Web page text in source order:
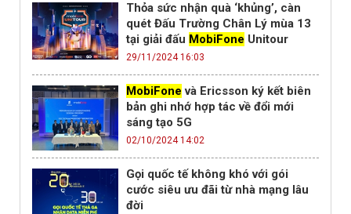
Thỏa sức nhận quà ‘khủng’, càn
quét Đấu Trường Chân Lý mùa 13
tại giải đấu MobiFone Unitour
29/11/2024 16:03
MobiFone và Ericsson ký kết biên
bản ghi nhớ hợp tác về đổi mới
sáng tạo 5G
02/10/2024 14:02
Gọi quốc tế không khó với gói
cước siêu ưu đãi từ nhà mạng lâu
đời